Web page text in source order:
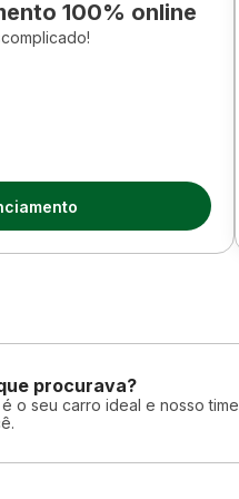
100% online
procurava?
o seu carro ideal e nosso time